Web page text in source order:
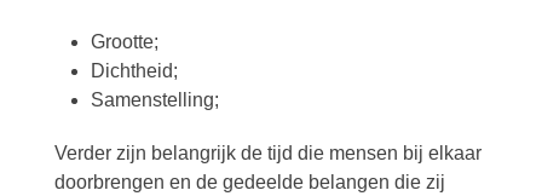
Grootte;
Dichtheid;
Samenstelling;
Verder zijn belangrijk de tijd die mensen bij elkaar
doorbrengen en de gedeelde belangen die zij